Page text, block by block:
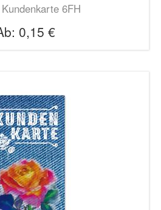
6FH
0,15 €